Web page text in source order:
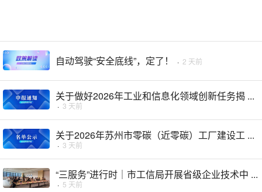
自动驾驶“安全底线”，定了！ · 2 天前
关于做好2026年工业和信息化领域创新任务揭 ...
· 3 天前
关于2026年苏州市零碳（近零碳）工厂建设工 ...
· 3 天前
“三服务”进行时｜市工信局开展省级企业技术中 ...
· 5 天前